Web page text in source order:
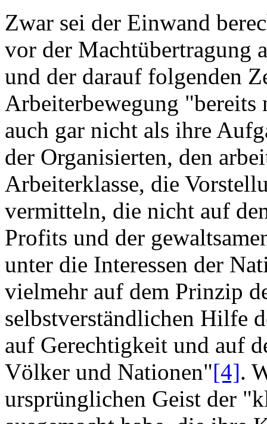
Zwar sei der Einwand
vor der Machtübertragung
und der darauf folgenden
Arbeiterbewegung "bereits
auch gar nicht als ihre
der Organisierten, den
Arbeiterklasse, die
vermitteln, die nicht auf
Profits und der
unter die Interessen der
vielmehr auf dem Prinzip
selbstverständlichen Hilfe
auf Gerechtigkeit und auf
Völker und Nationen"[4].
ursprünglichen Geist der